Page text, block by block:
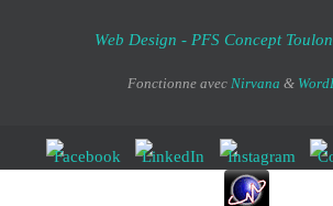
Web Design - PFS Concept
Fonctionne avec Nirvana &